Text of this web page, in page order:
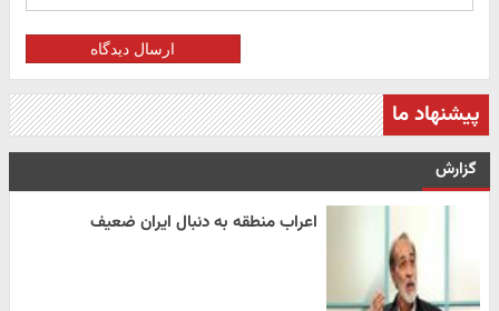
ارسال دیدگاه
پیشنهاد ما
گزارش
اعراب منطقه به دنبال ایران ضعیف